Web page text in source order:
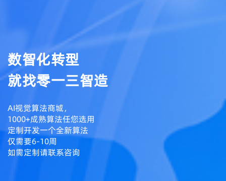
数智化转型
就找零一三智造
AI视觉算法商城，
1000+成熟算法任您选用
定制开发一个全新算法
仅需要6-10周
如需定制请联系咨询